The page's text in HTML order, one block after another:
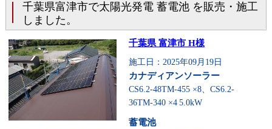
千葉県富津市で太陽光発電 蓄電池 を販売・施工
しました。
千葉県 富津市 H様
施工日：2025年09月19日
カナディアンソーラー
CS6.2-48TM-455 ×8、CS6.2-
36TM-340 ×4 5.0kW
蓄電池